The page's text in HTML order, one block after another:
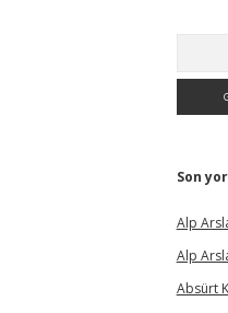
Son
Alp
Alp
Absürt